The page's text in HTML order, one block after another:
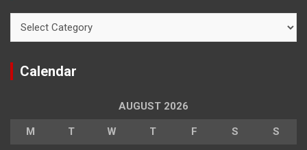
Calendar
AUGUST 2026
M T W T F S S